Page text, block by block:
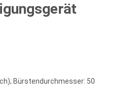
Bürstendurchmesser: 50